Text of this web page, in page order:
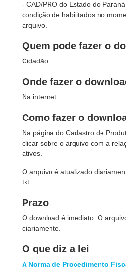
- CAD/PRO do Estado do
condição de habilitados no
arquivo.
Quem pode fazer o
Cidadão.
Onde fazer o
Na internet.
Como fazer o
Na página do Cadastro de
clicar sobre o arquivo com a
ativos.
O arquivo é atualizado
txt.
Prazo
O download é imediato. O
diariamente.
O que diz a lei
A Norma de Procedimento